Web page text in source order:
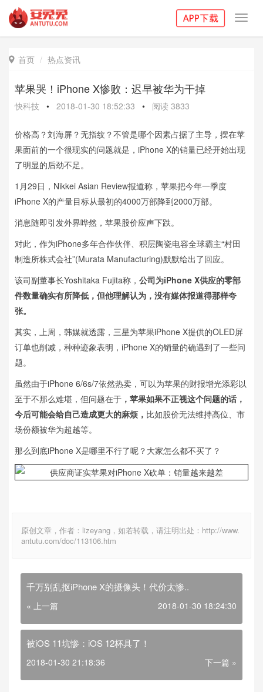
 首页 热点资讯
苹果哭！iPhone X惨败：迟早被华为干掉
快科技 • 2018-01-30 18:52:33 • 阅读 3833
价格高？刘海屏？无指纹？不管是哪个因素占据了主导，摆在苹
果面前的一个很现实的问题就是，iPhone X的销量已经开始出现
了明显的后劲不足。
1月29日，Nikkei Asian Review报道称，苹果把今年一季度
iPhone X的产量目标从最初的4000万部降到2000万部。
消息随即引发外界哗然，苹果股价应声下跌。
对此，作为iPhone多年合作伙伴、积层陶瓷电容全球霸主“村田
制造所株式会社”(Murata Manufacturing)默默给出了回应。
该司副董事长Yoshitaka Fujita称， 公司为iPhone X供应的零部
件数量确实有所降低，但他理解认为，没有媒体报道得那样夸
张。
其实，上周，韩媒就透露，三星为苹果iPhone X提供的OLED屏
订单也削减，种种迹象表明，iPhone X的销量的确遇到了一些问
题。
虽然由于iPhone 6/6s/7依然热卖，可以为苹果的财报增光添彩以
至于不那么难堪，但问题在于 ，苹果如果不正视这个问题的话，
今后可能会给自己造成更大的麻烦， 比如股价无法维持高位、市
场份额被华为超越等。
那么到底iPhone X是哪里不行了呢？大家怎么都不买了？
原创文章，作者：lizeyang，如若转载，请注明出处：http://www.
antutu.com/doc/113106.htm
千万别乱抠iPhone X的摄像头！代价太惨..
« 上一篇 2018-01-30 18:24:30
被iOS 11坑惨：iOS 12杯具了！
2018-01-30 21:18:36 下一篇 »